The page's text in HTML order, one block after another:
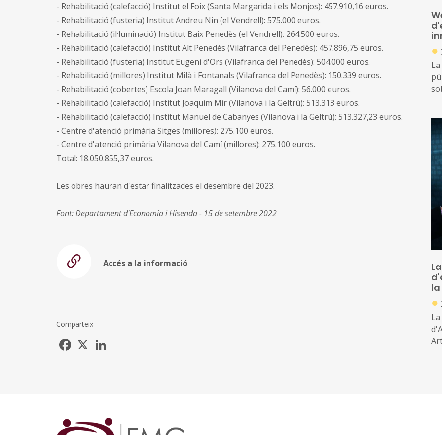
- Rehabilitació (calefacció) Institut el Foix (Santa Margarida i els Monjos): 457.910,16 euros.
- Rehabilitació (fusteria) Institut Andreu Nin (el Vendrell): 575.000 euros.
- Rehabilitació (il·luminació) Institut Baix Penedès (el Vendrell): 264.500 euros.
- Rehabilitació (calefacció) Institut Alt Penedès (Vilafranca del Penedès): 457.896,75 euros.
- Rehabilitació (fusteria) Institut Eugeni d'Ors (Vilafranca del Penedès): 504.000 euros.
- Rehabilitació (millores) Institut Milà i Fontanals (Vilafranca del Penedès): 150.339 euros.
- Rehabilitació (cobertes) Escola Joan Maragall (Vilanova del Camí): 56.000 euros.
- Rehabilitació (calefacció) Institut Joaquim Mir (Vilanova i la Geltrú): 513.313 euros.
- Rehabilitació (calefacció) Institut Manuel de Cabanyes (Vilanova i la Geltrú): 513.327,23 euros.
- Centre d'atenció primària Sitges (millores): 275.100 euros.
- Centre d'atenció primària Vilanova del Camí (millores): 275.100 euros.
Total: 18.050.855,37 euros.
Les obres hauran d'estar finalitzades el desembre del 2023.
Font: Departament d'Economia i Hisenda - 15 de setembre 2022
Accés a la informació
Comparteix
Facebook
●
la
●